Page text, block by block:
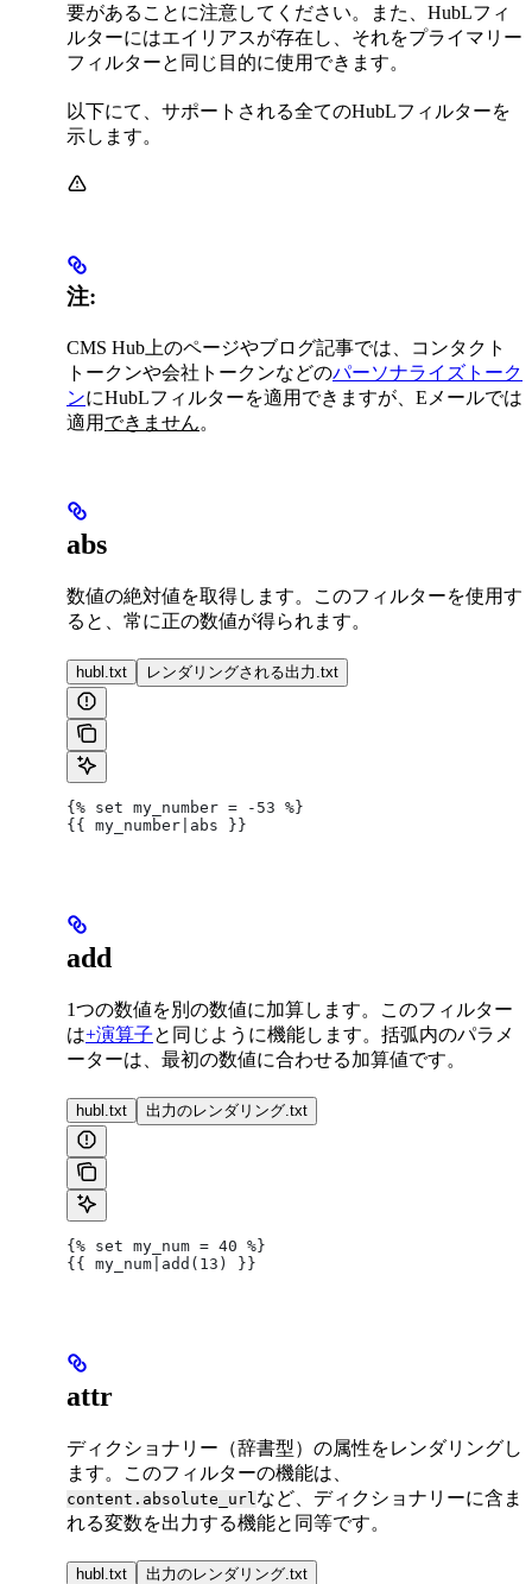
要があることに注意してください。また、HubLフィ
ルターにはエイリアスが存在し、それをプライマリー
フィルターと同じ目的に使用できます。
以下にて、サポートされる全てのHubLフィルターを
示します。
注:
CMS Hub上のページやブログ記事では、コンタクト
トークンや会社トークンなどのパーソナライズトーク
ンにHubLフィルターを適用できますが、Eメールでは
適用 できません。
abs
数値の絶対値を取得します。このフィルターを使用す
ると、常に正の数値が得られます。
hubl.txt レンダリングされる出力.txt
{% set my_number = -53 %}
{{ my_number|abs }}
add
1つの数値を別の数値に加算します。このフィルター
は+演算子と同じように機能します。括弧内のパラメ
ーターは、最初の数値に合わせる加算値です。
hubl.txt 出力のレンダリング.txt
{% set my_num = 40 %}
{{ my_num|add(13) }}
attr
ディクショナリー（辞書型）の属性をレンダリングし
ます。このフィルターの機能は、
content.absolute_url など、ディクショナリーに含ま
れる変数を出力する機能と同等です。
hubl.txt 出力のレンダリング.txt